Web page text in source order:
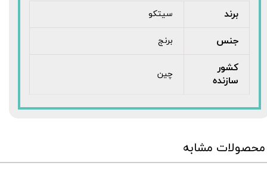
برند سیتکو
جنس برنج
کشور
سازنده
چین
محصولات مشابه